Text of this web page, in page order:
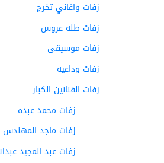
زفات واغاني تخرج
زفات طله عروس
زفات موسيقى
زفات وداعيه
زفات الفنانين الكبار
زفات محمد عبده
زفات ماجد المهندس
زفات عبد المجيد عبدالله